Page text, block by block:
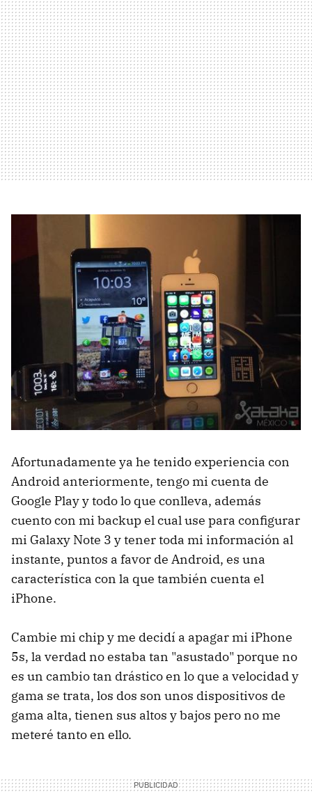
Afortunadamente ya he tenido experiencia con
Android anteriormente, tengo mi cuenta de
Google Play y todo lo que conlleva, además
cuento con mi backup el cual use para configurar
mi Galaxy Note 3 y tener toda mi información al
instante, puntos a favor de Android, es una
característica con la que también cuenta el
iPhone.
Cambie mi chip y me decidí a apagar mi iPhone
5s, la verdad no estaba tan "asustado" porque no
es un cambio tan drástico en lo que a velocidad y
gama se trata, los dos son unos dispositivos de
gama alta, tienen sus altos y bajos pero no me
meteré tanto en ello.